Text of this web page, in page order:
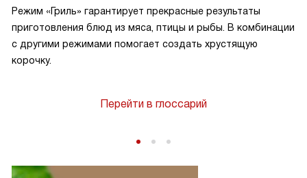
Режим «Гриль» гарантирует прекрасные результаты
приготовления блюд из мяса, птицы и рыбы. В комбинации
с другими режимами помогает создать хрустящую
корочку.
Перейти в глоссарий